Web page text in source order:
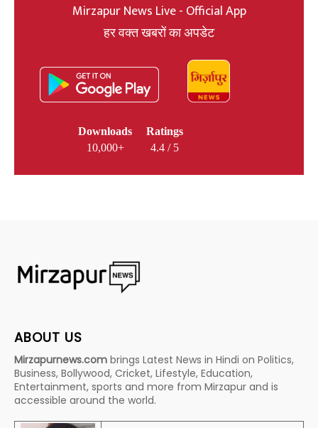
Mirzapur News Live - Official App
हर वक्त खबरों का अपडेट
Downloads
10,000+
Ratings
4.4 / 5
ABOUT US
Mirzapurnews.com brings Latest News in Hindi on Politics,
Business, Bollywood, Cricket, Lifestyle, Education,
Entertainment, sports and more from Mirzapur and is
accessible around the world.